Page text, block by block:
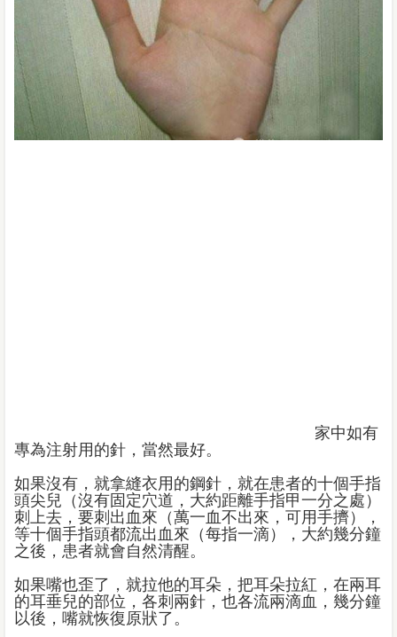
家中如有
專為注射用的針，當然最好。
如果沒有，就拿縫衣用的鋼針，就在患者的十個手指
頭尖兒（沒有固定穴道，大約距離手指甲一分之處）
刺上去，要刺出血來（萬一血不出來，可用手擠），
等十個手指頭都流出血來（每指一滴），大約幾分鐘
之後，患者就會自然清醒。
如果嘴也歪了，就拉他的耳朵，把耳朵拉紅，在兩耳
的耳垂兒的部位，各刺兩針，也各流兩滴血，幾分鐘
以後，嘴就恢復原狀了。